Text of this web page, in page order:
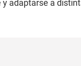
adaptarse a